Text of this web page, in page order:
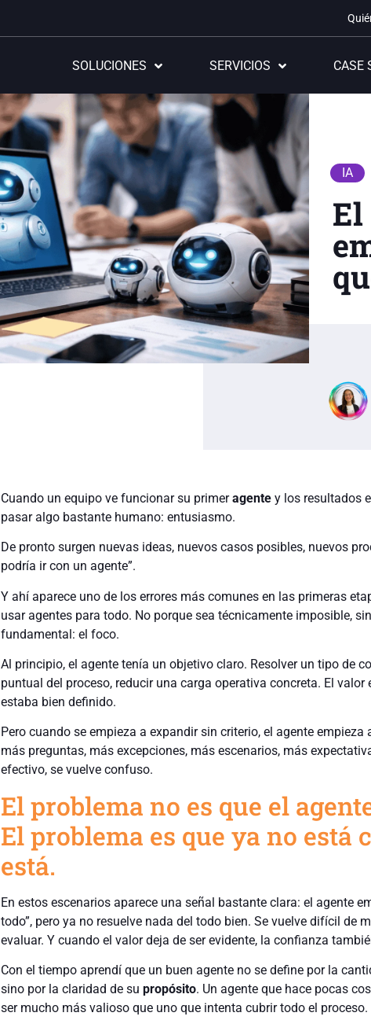
SOLUCIONES SERVICIOS CASE
IA
Cuando un equipo ve funcionar su primeragentey los resultados
pasar algo bastante humano: entusiasmo.
De pronto surgen nuevas ideas, nuevos casos posibles, nuevos
podría ir con un agente”.
Y ahí aparece uno de los errores más comunes en las primeras
usar agentes para todo. No porque sea técnicamente imposible,
fundamental: el foco.
Al principio, el agente tenía un objetivo claro. Resolver un tipo de
puntual del proceso, reducir una carga operativa concreta. El valor
estaba bien definido.
Pero cuando se empieza a expandir sin criterio, el agente empieza
más preguntas, más excepciones, más escenarios, más
efectivo, se vuelve confuso.
El problema no es que el
El problema es que ya no está
está.
En estos escenarios aparece una señal bastante clara: el agente
todo”, pero ya no resuelve nada del todo bien. Se vuelve difícil de
evaluar. Y cuando el valor deja de ser evidente, la confianza
Con el tiempo aprendí que un buen agente no se define por la
sino por la claridad de su propósito. Un agente que hace pocas
ser mucho más valioso que uno que intenta cubrir todo el proceso.